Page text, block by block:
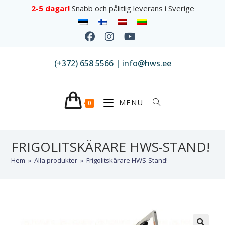
2-5 dagar!Snabb och pålitlig leverans i Sverige
(+372) 658 5566 | info@hws.ee
0 MENU
FRIGOLITSKÄRARE HWS-STAND!
Hem » Alla produkter » Frigolitskärare HWS-Stand!